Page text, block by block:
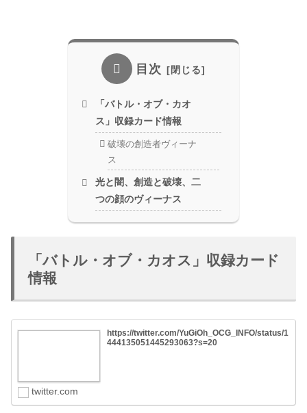
目次
「バトル・オブ・カオ
ス」収録カード情報
破壊の創造者ヴィーナ
ス
光と闇、創造と破壊、二
つの顔のヴィーナス
「バトル・オブ・カオス」収録カード
情報
https://twitter.com/YuGiOh_OCG_INFO/status/1
444135051445293063?s=20
twitter.com